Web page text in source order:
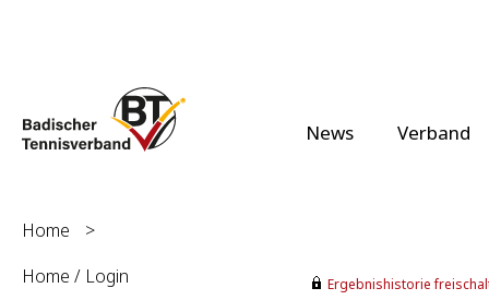
News Verband
Home
>
Home / Login
Ergebnishistorie